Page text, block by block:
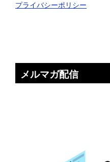
プライバシーポリシー
メルマガ配信